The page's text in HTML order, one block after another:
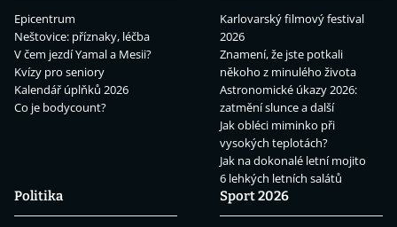
Epicentrum
Neštovice: příznaky, léčba
V čem jezdí Yamal a Mesii?
Kvízy pro seniory
Kalendář úplňků 2026
Co je bodycount?
Karlovarský filmový festival
2026
Znamení, že jste potkali
někoho z minulého života
Astronomické úkazy 2026:
zatmění slunce a další
Jak obléci miminko při
vysokých teplotách?
Jak na dokonalé letní mojito
6 lehkých letních salátů
Politika
Sport 2026